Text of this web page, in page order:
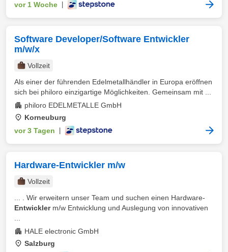
vor 1 Woche
Software Developer/Software Entwickler
m/w/x
Vollzeit
Als einer der führenden Edelmetallhändler in Europa eröffnen
sich bei philoro einzigartige Möglichkeiten. Gemeinsam mit ...
philoro EDELMETALLE GmbH
Korneuburg
vor 3 Tagen
Hardware-Entwickler m/w
Vollzeit
... . Wir erweitern unser Team und suchen einen Hardware-
Entwicklerm/w Entwicklung und Auslegung von innovativen
HALE electronic GmbH
Salzburg